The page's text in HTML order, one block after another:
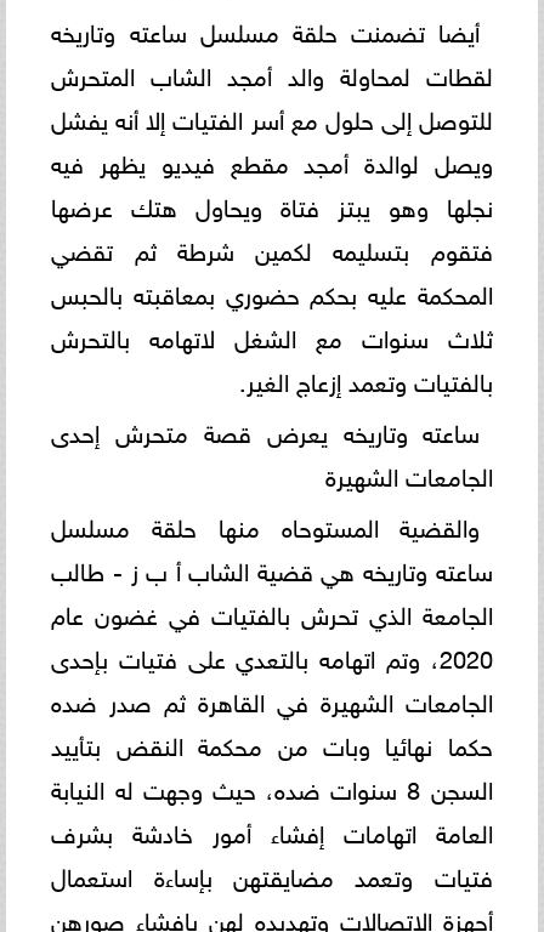
أيضا تضمنت حلقة مسلسل ساعته وتاريخه
لقطات لمحاولة والد أمجد الشاب المتحرش
للتوصل إلى حلول مع أسر الفتيات إلا أنه يفشل
ويصل لوالدة أمجد مقطع فيديو يظهر فيه
نجلها وهو يبتز فتاة ويحاول هتك عرضها
فتقوم بتسليمه لكمين شرطة ثم تقضي
المحكمة عليه بحكم حضوري بمعاقبته بالحبس
ثلاث سنوات مع الشغل لاتهامه بالتحرش
بالفتيات وتعمد إزعاج الغير.
ساعته وتاريخه يعرض قصة متحرش إحدى
الجامعات الشهيرة
والقضية المستوحاه منها حلقة مسلسل
ساعته وتاريخه هي قضية الشاب أ ب ز - طالب
الجامعة الذي تحرش بالفتيات في غضون عام
2020، وتم اتهامه بالتعدي على فتيات بإحدى
الجامعات الشهيرة في القاهرة ثم صدر ضده
حكما نهائيا وبات من محكمة النقض بتأييد
السجن 8 سنوات ضده، حيث وجهت له النيابة
العامة اتهامات إفشاء أمور خادشة بشرف
فتيات وتعمد مضايقتهن بإساءة استعمال
أجهزة الاتصالات وتهديده لهن بإفشاء صورهن